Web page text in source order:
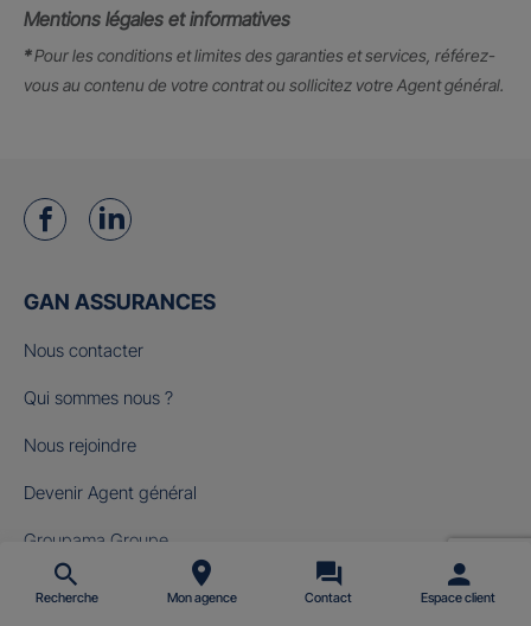
Mentions légales et informatives
*Pour les conditions et limites des garanties et services, référez-
vous au contenu de votre contrat ou sollicitez votre Agent général.
Recherche Mon agence Contact Espace client
GAN ASSURANCES
Nous contacter
Qui sommes nous ?
Nous rejoindre
Devenir Agent général
Groupama Groupe
Fondation Gan pour le Cinéma